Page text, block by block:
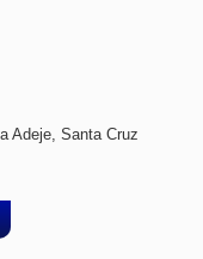
Adeje, Santa Cruz